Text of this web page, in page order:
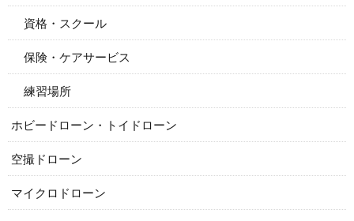
資格・スクール
保険・ケアサービス
練習場所
ホビードローン・トイドローン
空撮ドローン
マイクロドローン